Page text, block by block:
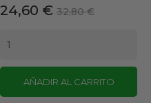
Precio
24,60 € Precio
32,80 €
AÑADIR AL CARRITO